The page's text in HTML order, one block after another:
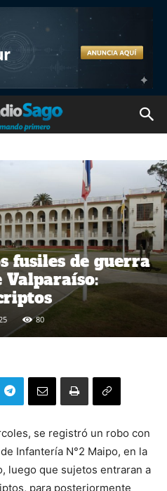
fusiles de guerra
80
se registró un robo con
Infantería N°2 Maipo, en la
luego que sujetos entraran a
para posteriormente